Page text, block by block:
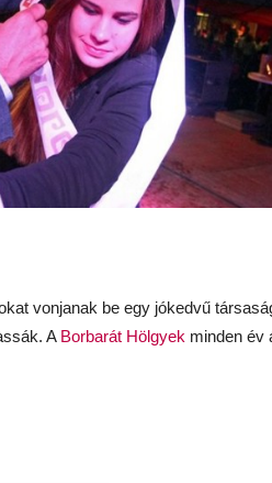
vonjanak be egy jókedvű
A Borbarát Hölgyek minden év